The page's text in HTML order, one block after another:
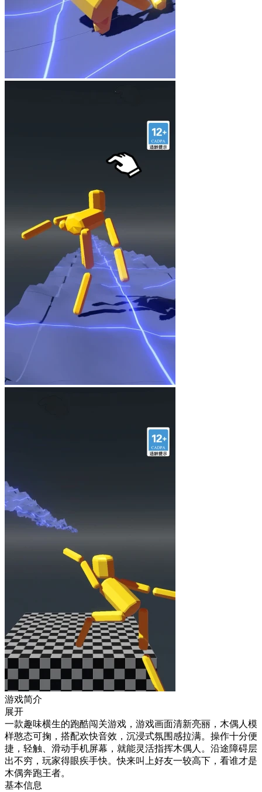
游戏简介
展开
一款趣味横生的跑酷闯关游戏，游戏画面清新亮丽，木偶人模
样憨态可掬，搭配欢快音效，沉浸式氛围感拉满。操作十分便
捷，轻触、滑动手机屏幕，就能灵活指挥木偶人。沿途障碍层
出不穷，玩家得眼疾手快。快来叫上好友一较高下，看谁才是
木偶奔跑王者。
基本信息